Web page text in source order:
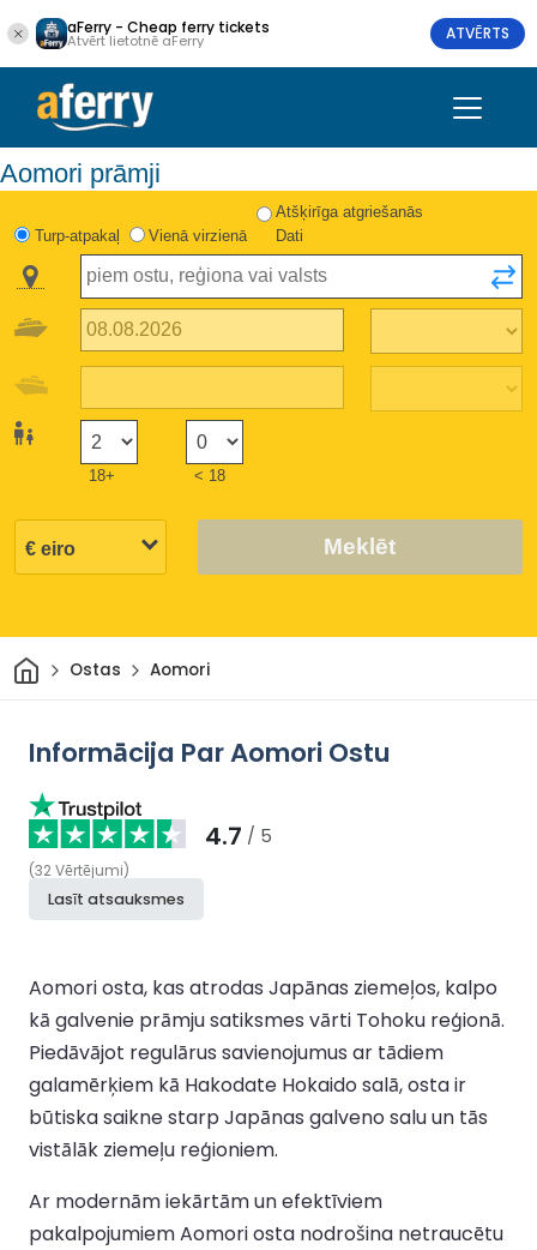
aFerry - Cheap ferry tickets
Atvērt lietotnē aFerry ATVĒRTS
Aomori prāmji
Turp-atpakaļ Vienā virzienā
Atšķirīga atgriešanās
Dati
18+ < 18
Meklēt
Sākums
Ostas Aomori
Informācija Par Aomori Ostu
4.7 / 5
(32Vērtējumi)
Lasīt atsauksmes
Aomori osta, kas atrodas Japānas ziemeļos, kalpo
kā galvenie prāmju satiksmes vārti Tohoku reģionā.
Piedāvājot regulārus savienojumus ar tādiem
galamērķiem kā Hakodate Hokaido salā, osta ir
būtiska saikne starp Japānas galveno salu un tās
vistālāk ziemeļu reģioniem.
Ar modernām iekārtām un efektīviem
pakalpojumiem Aomori osta nodrošina netraucētu